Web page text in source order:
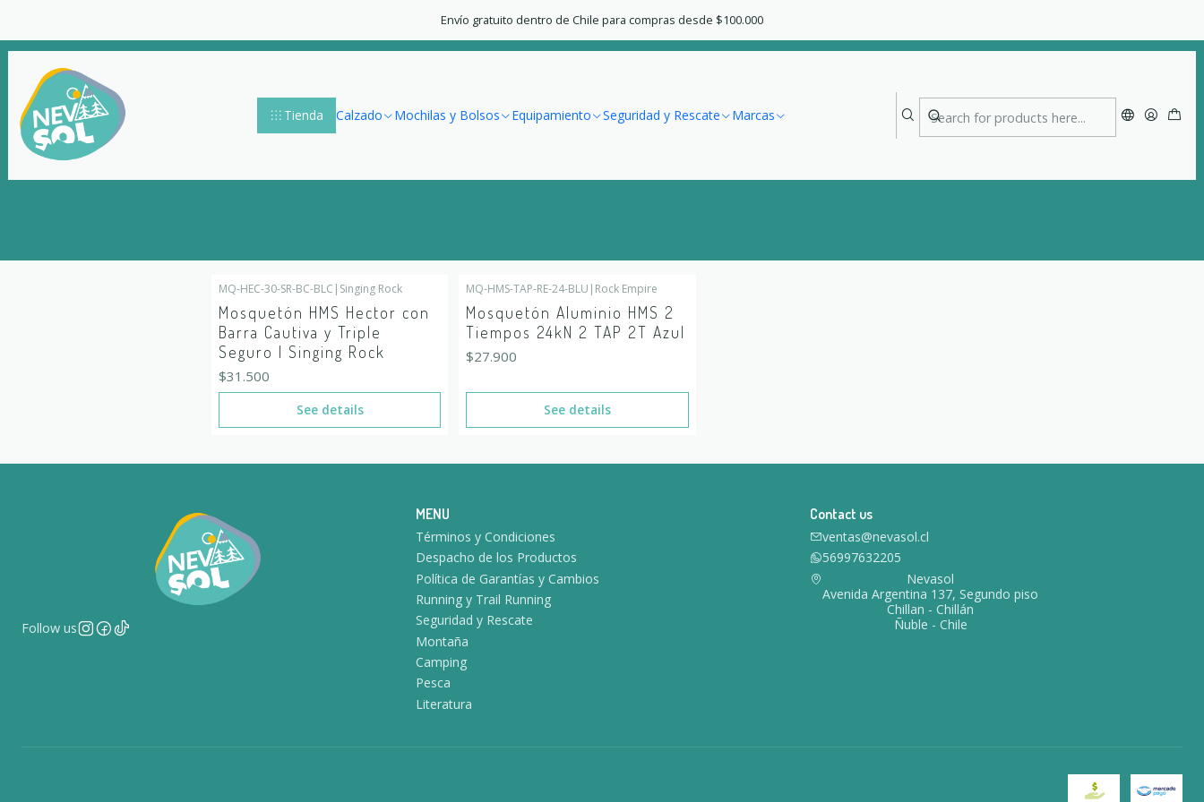
Tienda Calzado Mochilas y Bolsos Equipamiento Seguridad y Rescate Marcas
Envío gratuito dentro de Chile para compras desde $100.000
Home Escalada Mosquetones y Conectores Automáticos
Automáticos
Out of stock
MQ-HEC-30-SR-BC-BLC | Singing Rock
Mosquetón HMS Hector con
Barra Cautiva y Triple
Seguro | Singing Rock
$31.500
See details
Out of stock
MQ-HMS-TAP-RE-24-BLU | Rock Empire
Mosquetón Aluminio HMS 2
Tiempos 24kN 2 TAP 2T Azul
$27.900
See details
Follow us
MENU
Términos y Condiciones
Despacho de los Productos
Política de Garantías y Cambios
Running y Trail Running
Seguridad y Rescate
Montaña
Camping
Pesca
Literatura
Contact us
ventas@nevasol.cl
56997632205
Nevasol
Avenida Argentina 137, Segundo piso
Chillan - Chillán
Ñuble - Chile